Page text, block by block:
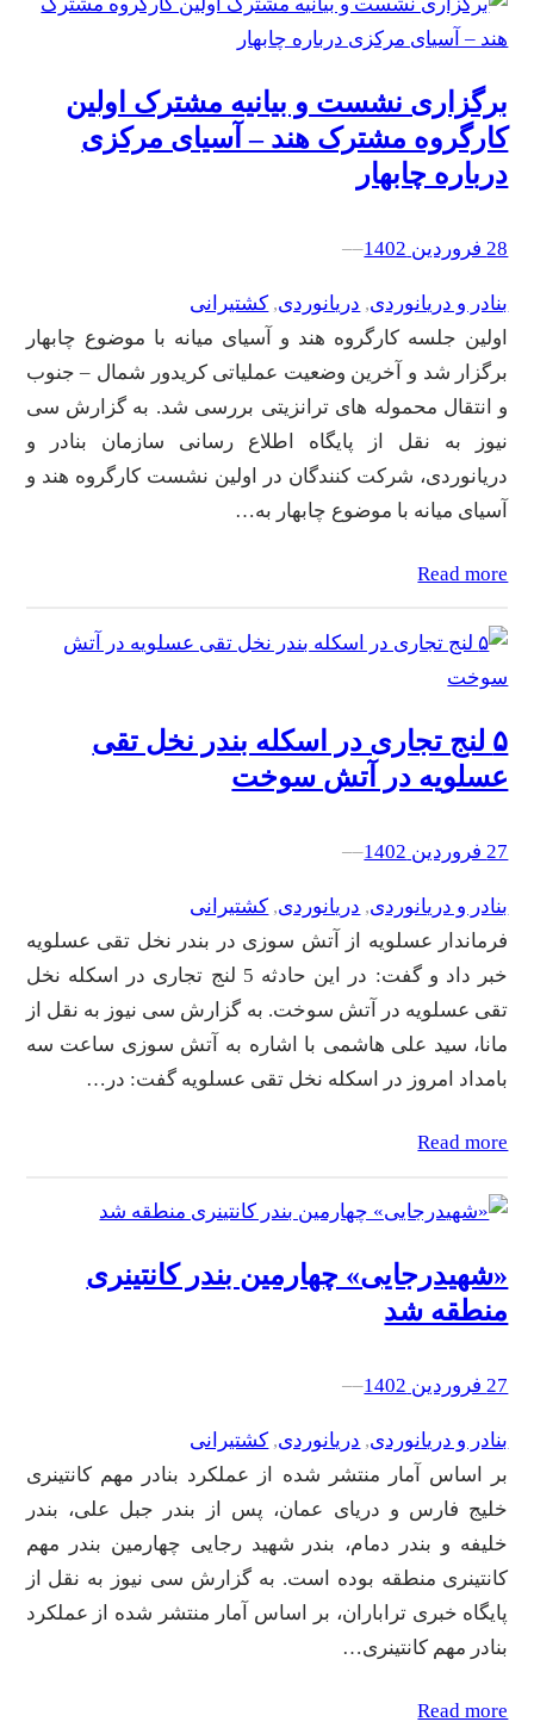
برگزاری نشست و بیانیه مشترک اولین
کارگروه مشترک هند – آسیای مرکزی
درباره چابهار
28 فروردین 1402 –
–
بنادر و دریانوردی, دریانوردی, کشتیرانی
اولین جلسه کارگروه هند و آسیای میانه با موضوع چابهار
برگزار شد و آخرین وضعیت عملیاتی کریدور شمال – جنوب
و انتقال محموله های ترانزیتی بررسی شد. به گزارش سی
نیوز به نقل از پایگاه اطلاع رسانی سازمان بنادر و
دریانوردی، شرکت کنندگان در اولین نشست کارگروه هند و
آسیای میانه با موضوع چابهار به…
Read more
۵ لنج تجاری در اسکله بندر نخل تقی
عسلویه در آتش سوخت
27 فروردین 1402 –
–
بنادر و دریانوردی, دریانوردی, کشتیرانی
فرماندار عسلویه از آتش سوزی در بندر نخل تقی عسلویه
خبر داد و گفت: در این حادثه 5 لنج تجاری در اسکله نخل
تقی عسلویه در آتش سوخت. به گزارش سی نیوز به نقل از
مانا، سید علی هاشمی با اشاره به آتش سوزی ساعت سه
بامداد امروز در اسکله نخل تقی عسلویه گفت: در…
Read more
«شهیدرجایی» چهارمین بندر کانتینری
منطقه شد
27 فروردین 1402 –
–
بنادر و دریانوردی, دریانوردی, کشتیرانی
بر اساس آمار منتشر شده از عملکرد بنادر مهم کانتینری
خلیج فارس و دریای عمان، پس از بندر جبل علی، بندر
خلیفه و بندر دمام، بندر شهید رجایی چهارمین بندر مهم
کانتینری منطقه بوده است. به گزارش سی نیوز به نقل از
پایگاه خبری تراباران، بر اساس آمار منتشر شده از عملکرد
بنادر مهم کانتینری…
Read more